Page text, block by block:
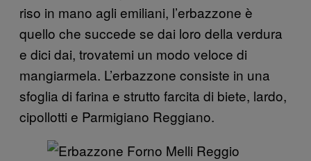
riso in mano agli emiliani, l’erbazzone è
quello che succede se dai loro della verdura
e dici dai, trovatemi un modo veloce di
mangiarmela. L’erbazzone consiste in una
sfoglia di farina e strutto farcita di biete, lardo,
cipollotti e Parmigiano Reggiano.